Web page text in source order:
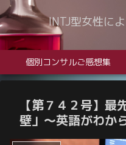
INTJ型女性に
個別コンサルご感想集
【第７４２号】最
壁」～英語がわか